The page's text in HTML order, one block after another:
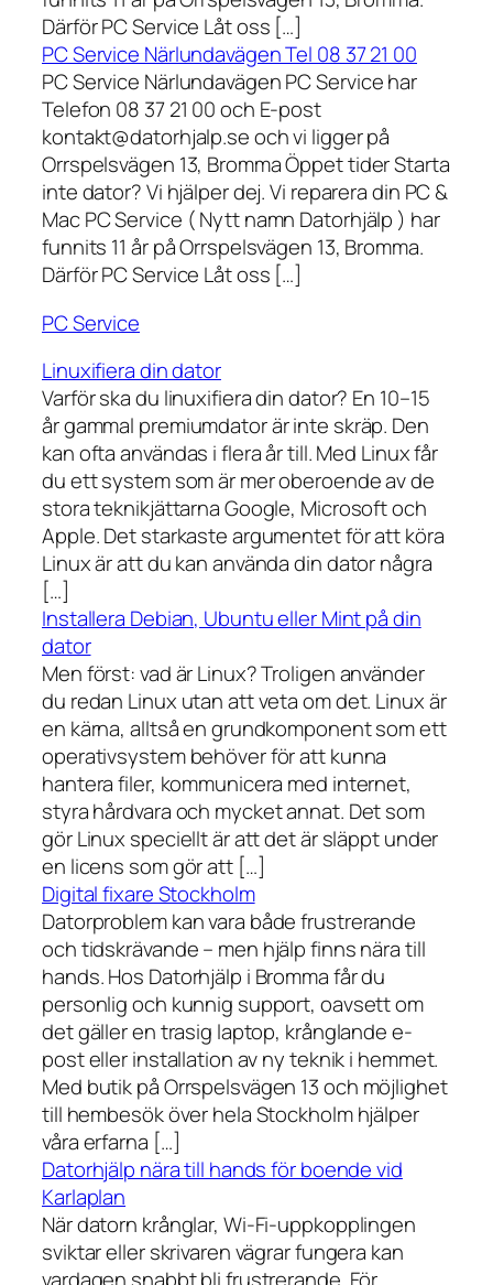
Därför PC Service Låt oss […]
PC Service Närlundavägen Tel 08 37 21 00
PC Service Närlundavägen PC Service har
Telefon 08 37 21 00 och E-post
kontakt@datorhjalp.se och vi ligger på
Orrspelsvägen 13, Bromma Öppet tider Starta
inte dator? Vi hjälper dej. Vi reparera din PC &
Mac PC Service ( Nytt namn Datorhjälp ) har
funnits 11 år på Orrspelsvägen 13, Bromma.
Därför PC Service Låt oss […]
PC Service
Linuxifiera din dator
Varför ska du linuxifiera din dator? En 10–15
år gammal premiumdator är inte skräp. Den
kan ofta användas i flera år till. Med Linux får
du ett system som är mer oberoende av de
stora teknikjättarna Google, Microsoft och
Apple. Det starkaste argumentet för att köra
Linux är att du kan använda din dator några
[…]
Installera Debian, Ubuntu eller Mint på din
dator
Men först: vad är Linux? Troligen använder
du redan Linux utan att veta om det. Linux är
en kärna, alltså en grundkomponent som ett
operativsystem behöver för att kunna
hantera filer, kommunicera med internet,
styra hårdvara och mycket annat. Det som
gör Linux speciellt är att det är släppt under
en licens som gör att […]
Digital fixare Stockholm
Datorproblem kan vara både frustrerande
och tidskrävande – men hjälp finns nära till
hands. Hos Datorhjälp i Bromma får du
personlig och kunnig support, oavsett om
det gäller en trasig laptop, krånglande e-
post eller installation av ny teknik i hemmet.
Med butik på Orrspelsvägen 13 och möjlighet
till hembesök över hela Stockholm hjälper
våra erfarna […]
Datorhjälp nära till hands för boende vid
Karlaplan
När datorn krånglar, Wi-Fi-uppkopplingen
sviktar eller skrivaren vägrar fungera kan